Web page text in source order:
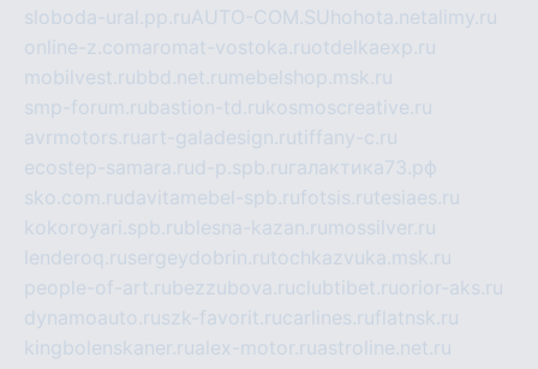
sloboda-ural.pp.ruAUTO-COM.SU hohota.net alimy.ru
online-z.comaromat-vostoka.ruotdelkaexp.ru
mobilvest.rubbd.net.ru mebelshop.msk.ru
smp-forum.rubastion-td.rukosmoscreative.ru
avrmotors.ruart-galadesign.rutiffany-c.ru
ecostep-samara.rud-p.spb.ru галактика73.рф
sko.com.rudavitamebel-spb.rufotsis.rutesiaes.ru
kokoroyari.spb.rublesna-kazan.ru mossilver.ru
lenderoq.rusergeydobrin.rutochkazvuka.msk.ru
people-of-art.rubezzubova.ruclubtibet.ruorior-aks.ru
dynamoauto.ruszk-favorit.rucarlines.ruflatnsk.ru
kingbolenskaner.rualex-motor.ruastroline.net.ru